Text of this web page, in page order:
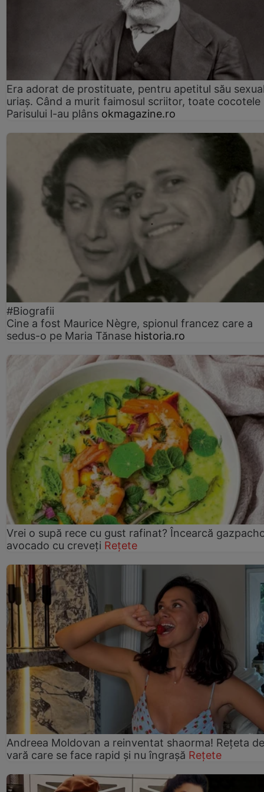
Era adorat de prostituate, pentru apetitul său
uriaș. Când a murit faimosul scriitor, toate cocotele
Parisului l-au plâns okmagazine.ro
#Biografii
Cine a fost Maurice Nègre, spionul francez care a
sedus-o pe Maria Tănase historia.ro
Vrei o supă rece cu gust rafinat? Încearcă
avocado cu creveți Rețete
Andreea Moldovan a reinventat shaorma! Rețeta de
vară care se face rapid și nu îngrașă Rețete